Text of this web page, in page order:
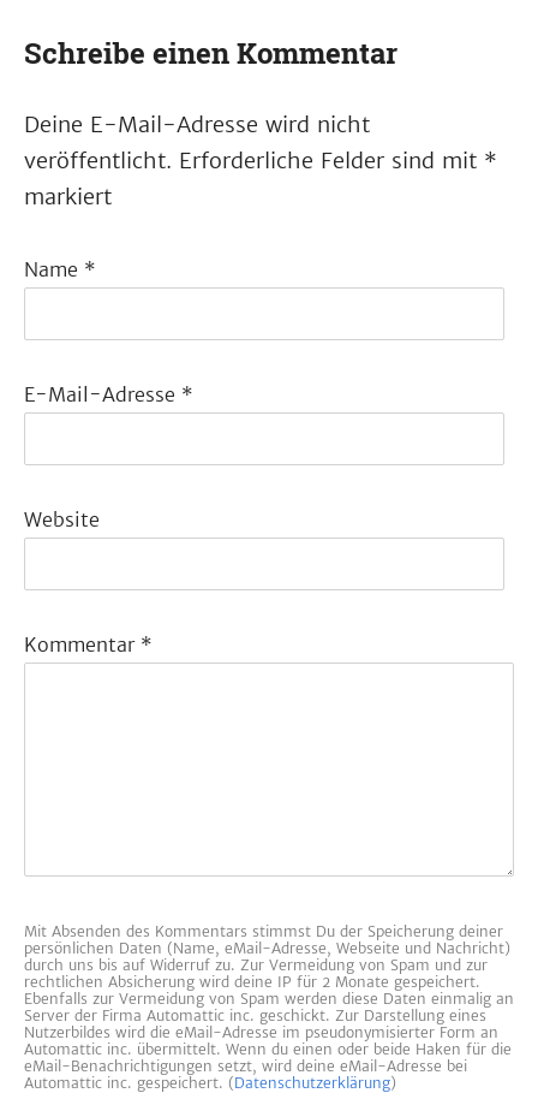
Schreibe einen Kommentar
Deine E-Mail-Adresse wird nicht
veröffentlicht. Erforderliche Felder sind mit *
markiert
Name *
E-Mail-Adresse *
Website
Kommentar *
Mit Absenden des Kommentars stimmst Du der Speicherung deiner
persönlichen Daten (Name, eMail-Adresse, Webseite und Nachricht)
durch uns bis auf Widerruf zu. Zur Vermeidung von Spam und zur
rechtlichen Absicherung wird deine IP für 2 Monate gespeichert.
Ebenfalls zur Vermeidung von Spam werden diese Daten einmalig an
Server der Firma Automattic inc. geschickt. Zur Darstellung eines
Nutzerbildes wird die eMail-Adresse im pseudonymisierter Form an
Automattic inc. übermittelt. Wenn du einen oder beide Haken für die
eMail-Benachrichtigungen setzt, wird deine eMail-Adresse bei
Automattic inc. gespeichert. (Datenschutzerklärung)